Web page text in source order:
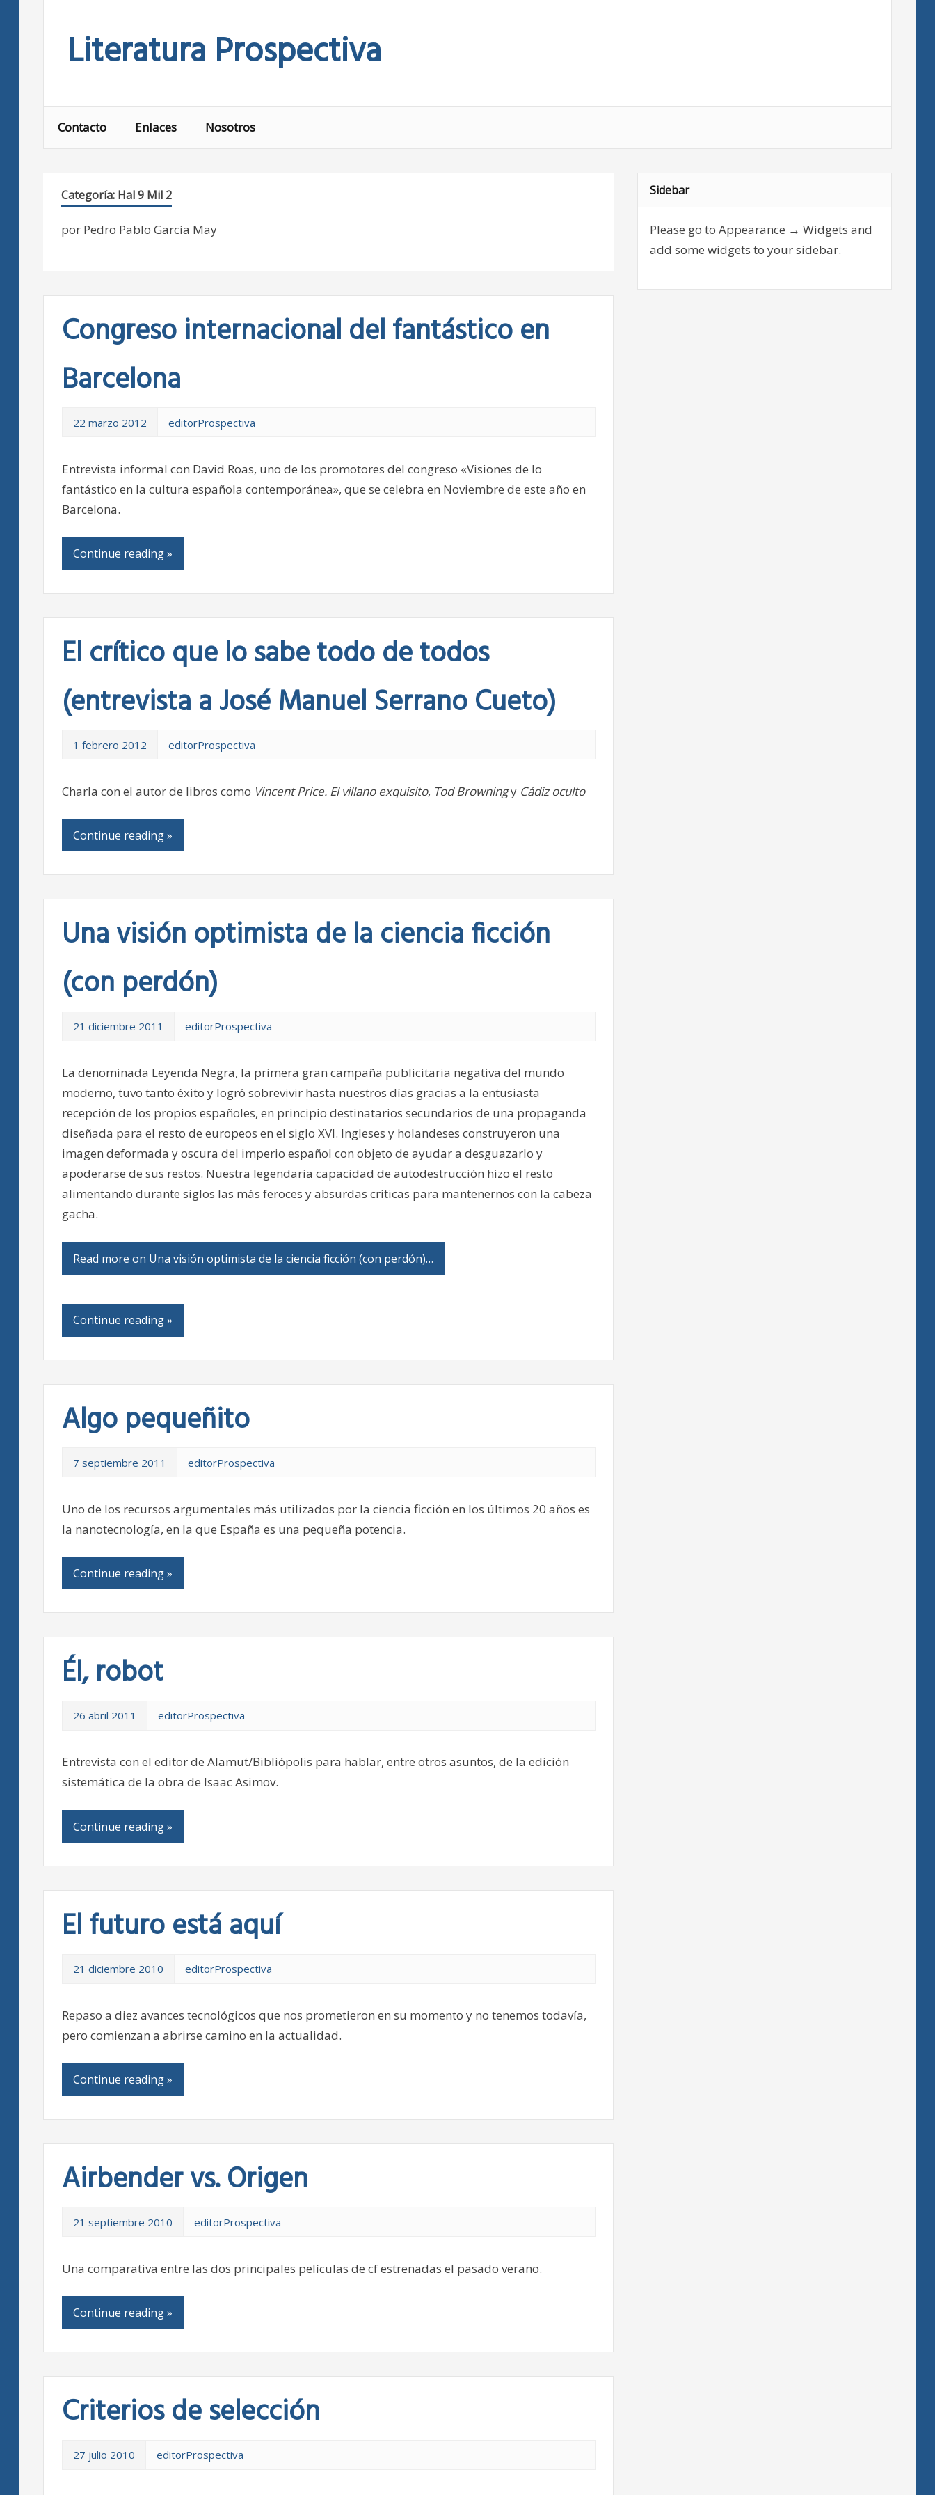
Literatura Prospectiva
Contacto Enlaces Nosotros
Categoría: Hal 9 Mil 2
por Pedro Pablo García May
Congreso internacional del fantástico en
Barcelona
22 marzo 2012 editorProspectiva
Entrevista informal con David Roas, uno de los promotores del congreso «Visiones de lo
fantástico en la cultura española contemporánea», que se celebra en Noviembre de este año en
Barcelona.
Continue reading »
El crítico que lo sabe todo de todos
(entrevista a José Manuel Serrano Cueto)
1 febrero 2012 editorProspectiva
Charla con el autor de libros como Vincent Price. El villano exquisito, Tod Browningy Cádiz oculto
Continue reading »
Una visión optimista de la ciencia ficción
(con perdón)
21 diciembre 2011 editorProspectiva
La denominada Leyenda Negra, la primera gran campaña publicitaria negativa del mundo
moderno, tuvo tanto éxito y logró sobrevivir hasta nuestros días gracias a la entusiasta
recepción de los propios españoles, en principio destinatarios secundarios de una propaganda
diseñada para el resto de europeos en el siglo XVI. Ingleses y holandeses construyeron una
imagen deformada y oscura del imperio español con objeto de ayudar a desguazarlo y
apoderarse de sus restos. Nuestra legendaria capacidad de autodestrucción hizo el resto
alimentando durante siglos las más feroces y absurdas críticas para mantenernos con la cabeza
gacha.
Read more on Una visión optimista de la ciencia ficción (con perdón)…
Continue reading »
Algo pequeñito
7 septiembre 2011 editorProspectiva
Uno de los recursos argumentales más utilizados por la ciencia ficción en los últimos 20 años es
la nanotecnología, en la que España es una pequeña potencia.
Continue reading »
Él, robot
26 abril 2011 editorProspectiva
Entrevista con el editor de Alamut/Bibliópolis para hablar, entre otros asuntos, de la edición
sistemática de la obra de Isaac Asimov.
Continue reading »
El futuro está aquí
21 diciembre 2010 editorProspectiva
Repaso a diez avances tecnológicos que nos prometieron en su momento y no tenemos todavía,
pero comienzan a abrirse camino en la actualidad.
Continue reading »
Airbender vs. Origen
21 septiembre 2010 editorProspectiva
Una comparativa entre las dos principales películas de cf estrenadas el pasado verano.
Continue reading »
Criterios de selección
27 julio 2010 editorProspectiva
Sidebar
Please go to Appearance → Widgets and
add some widgets to your sidebar.